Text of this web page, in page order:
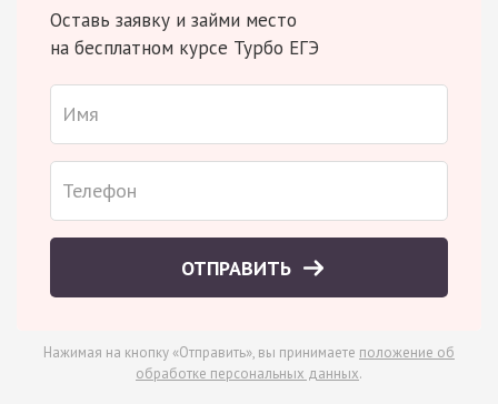
Оставь заявку и займи место
на бесплатном курсе Турбо ЕГЭ
ОТПРАВИТЬ
Нажимая на кнопку «Отправить», вы принимаете положение об
обработке персональных данных.